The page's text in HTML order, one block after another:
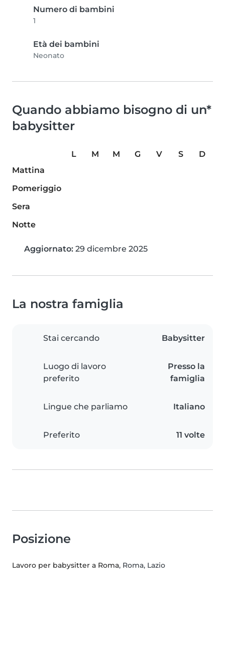
Numero di bambini
1
Età dei bambini
Neonato
Quando abbiamo bisogno di un*
babysitter
L M M G V S
D
Mattina
Pomeriggio
Sera
Notte
Aggiornato: 29 dicembre 2025
La nostra famiglia
Stai cercando Babysitter
Luogo di lavoro
preferito
Presso la
famiglia
Lingue che parliamo Italiano
Preferito 11 volte
Posizione
Lavoro per babysitter a Roma, Roma, Lazio